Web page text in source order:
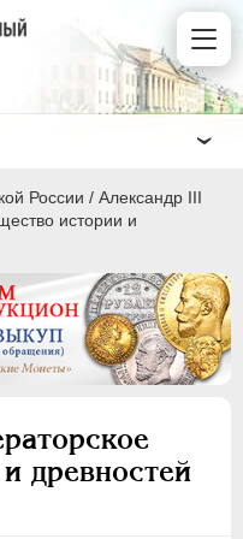
России / Александр III
истории и
древностей